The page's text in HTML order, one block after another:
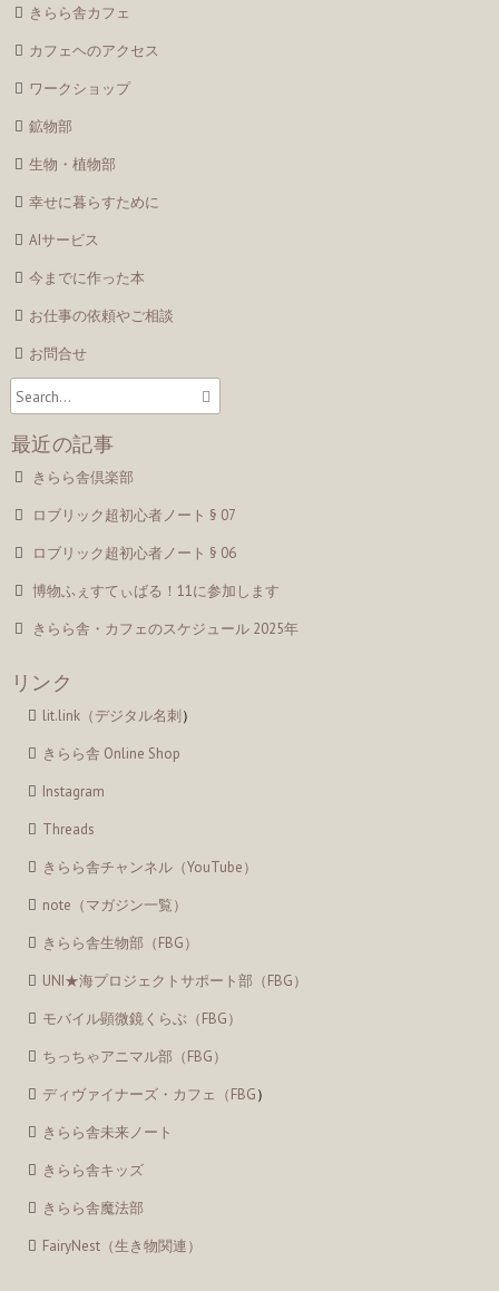
きらら舎カフェ
カフェヘのアクセス
ワークショップ
鉱物部
生物・植物部
幸せに暮らすために
AIサービス
今までに作った本
お仕事の依頼やご相談
お問合せ
最近の記事
きらら舎倶楽部
ロブリック超初心者ノート § 07
ロブリック超初心者ノート § 06
博物ふぇすてぃばる！11に参加します
きらら舎・カフェのスケジュール 2025年
リンク
lit.link（デジタル名刺）
きらら舎 Online Shop
Instagram
Threads
きらら舎チャンネル（YouTube）
note（マガジン一覧）
きらら舎生物部（FBG）
UNI★海プロジェクトサポート部（FBG）
モバイル顕微鏡くらぶ（FBG）
ちっちゃアニマル部（FBG）
ディヴァイナーズ・カフェ（FBG）
きらら舎未来ノート
きらら舎キッズ
きらら舎魔法部
FairyNest（生き物関連）